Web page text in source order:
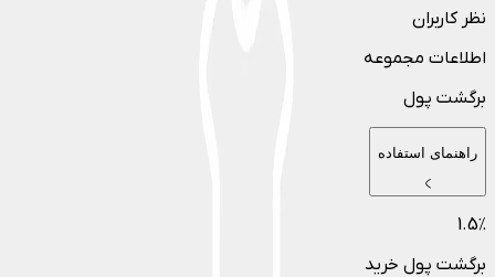
نظر کاربران
اطلاعات مجموعه
برگشت پول
راهنمای استفاده
1.5٪
برگشت پول خرید